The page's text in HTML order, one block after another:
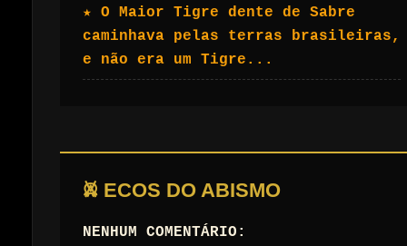
★ O Maior Tigre dente de Sabre
caminhava pelas terras brasileiras,
e não era um Tigre...
𖤙 ECOS DO ABISMO
NENHUM COMENTÁRIO: